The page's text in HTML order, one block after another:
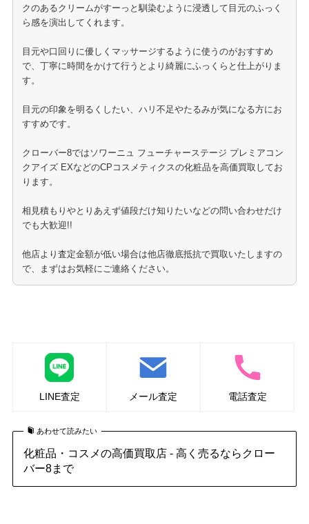
クのあるクリームがすーっと馴染むように浸透して目元のふっく
ら感を演出してくれます。
目元や口回りに優しくマッサージするように使うのがおすすめ
で、丁寧に時間をかけて行うとより綺麗にふっくらと仕上がりま
す。
目元の印象を明るくしたい、ハリ不足やたるみが気になる方にお
すすめです。
クローバー8ではソワーニュ フューチャーステージ プレミアコン
クアイズ EXなどのCPコスメティクスの化粧品を高価買取してお
ります。
相見積もりやとりあえず値段だけ知りたいなどの問い合わせだけ
でも大歓迎!!
他店より査定金額が低い場合は他店徹底抵抗で買取いたしますの
で、まずはお気軽にご連絡ください。
LINE査定 メール査定 電話査定
あわせて読みたい
化粧品・コスメの高価買取店 - 高く売るならクロー
バー8まで